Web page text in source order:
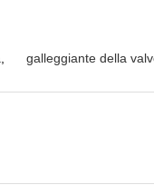
galleggiante della